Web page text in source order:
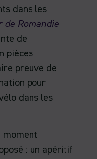
dans les
de Romandie
de
pièces
preuve de
pour
dans les
moment
: un apéritif